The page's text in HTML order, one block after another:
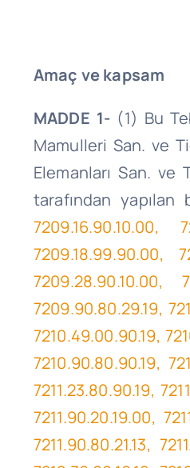
Amaç ve kapsam
MADDE 1- (1) Bu
Mamulleri San. ve
Elemanları San. ve
tarafından
7209.16.90.10.00,
7209.18.99.90.00,
7209.28.90.10.00,
7209.90.80.29.19,
7210.49.00.90.19,
7210.90.80.90.19,
7211.23.80.90.19,
7211.90.20.19.00,
7211.90.80.21.13,